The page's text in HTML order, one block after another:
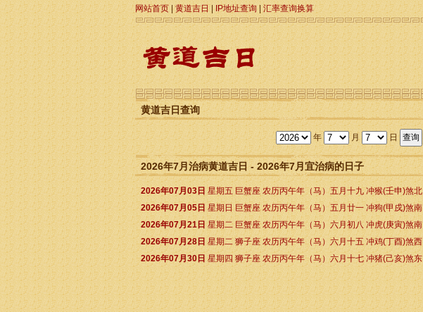
网站首页|黄道吉日| IP地址查询|汇率查询换算
黄道吉日查询
年 月 日
2026年7月治病黄道吉日 - 2026年7月宜治病的日子
2026年07月03日 星期五 巨蟹座 农历丙午年（马）五月十九 冲猴(壬申)煞北
2026年07月05日星期日 巨蟹座 农历丙午年（马）五月廿一 冲狗(甲戍)煞南
2026年07月21日星期二 巨蟹座 农历丙午年（马）六月初八 冲虎(庚寅)煞南
2026年07月28日星期二 狮子座 农历丙午年（马）六月十五 冲鸡(丁酉)煞西
2026年07月30日 星期四 狮子座 农历丙午年（马）六月十七 冲猪(己亥)煞东